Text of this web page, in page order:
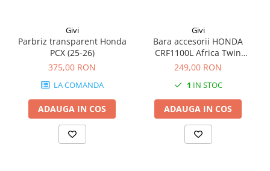
Givi
Parbriz transparent Honda
PCX (25-26)
375,00 RON
LA COMANDA
ADAUGA IN COS
Givi
Bara accesorii HONDA
CRF1100L Africa Twin
Adventure Sports (20 - 23)
Adventure Sports (24)
CRF1100L AFRICA TWIN (24)
CRF1100L Africa Twin (20 -
23)
249,00 RON
1 IN STOC
ADAUGA IN COS